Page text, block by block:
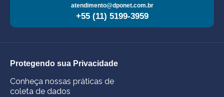
atendimento@dponet.com.br
+55 (11) 5199-3959
Protegendo sua Privacidade
Conheça nossas práticas de
coleta de dados